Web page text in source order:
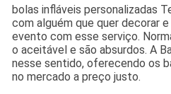
bolas infláveis personalizadas
com alguém que quer decorar
evento com esse serviço.
o aceitável e são absurdos. A
nesse sentido, oferecendo os
no mercado a preço justo.